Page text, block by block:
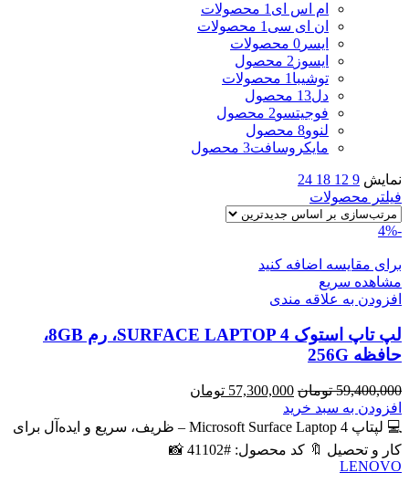
ام اس ای 1 محصولات
ان ای سی 1 محصولات
ایسر 0 محصولات
ایسوز 2 محصول
توشیبا 1 محصولات
دل13 محصول
فوجیتسو2 محصول
لنوو8 محصول
مایکروسافت3 محصول
نمایش 9
12
18
24
فیلتر محصولات
-4%
برای مقایسه اضافه کنید
مشاهده سریع
افزودن به علاقه مندی
لپ تاپ استوک SURFACE LAPTOP 4، رم 8GB،
حافظه 256G
59,400,000 تومان قیمت
اصلی
59,400,000 تومان
57,300,000 تومان
57,300,000 تومان
است.
افزودن به سبد خرید
💻 لپتاپ Microsoft Surface Laptop 4 – ظریف، سریع و ایده‌آل برای
کار و تحصیل 🔖 کد محصول: #41102 📸
LENOVO